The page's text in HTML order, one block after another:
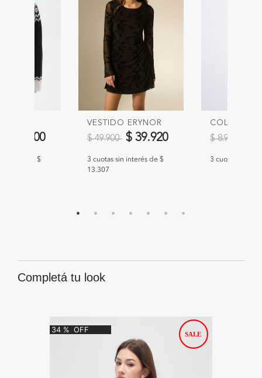
de
$ 45.900
interés de $
VESTIDO ERYNOR
Precio reducido de
$ 49.900 a$ 39.920
3 cuotas sin interés de $
13.307
COLLAR
Precio
$ 8.900
3 cuotas sin
Completá tu look
34 % OFF